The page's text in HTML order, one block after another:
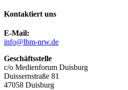
Kontaktiert uns
E-Mail:
info@lbm-nrw.de
Geschäftsstelle
c/o Medienforum Duisburg
Duissernstraße 81
47058 Duisburg